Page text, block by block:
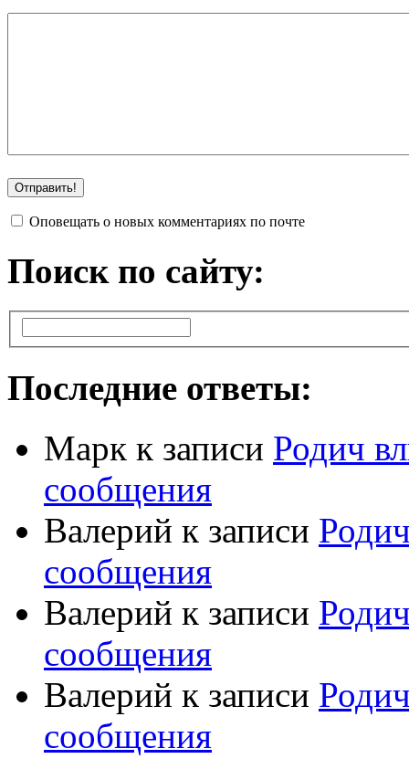
Оповещать о новых комментариях по почте
Поиск по сайту:
Последние ответы:
Марк к записи Родич
сообщения
Валерий к записи
сообщения
Валерий к записи
сообщения
Валерий к записи
сообщения